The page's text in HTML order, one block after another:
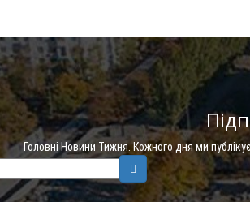
Головні Новини Тижня. Кожного дня ми